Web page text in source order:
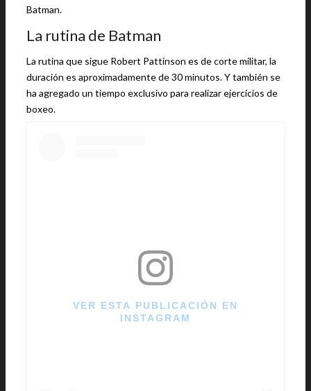
Batman.
La rutina de Batman
La rutina que sigue Robert Pattinson es de corte militar, la
duración es aproximadamente de 30 minutos. Y también se
ha agregado un tiempo exclusivo para realizar ejercicios de
boxeo.
VER ESTA PUBLICACIÓN EN
INSTAGRAM